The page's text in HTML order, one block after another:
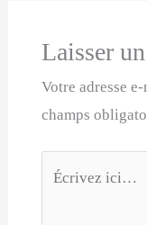
Laisser
Votre adresse
champs